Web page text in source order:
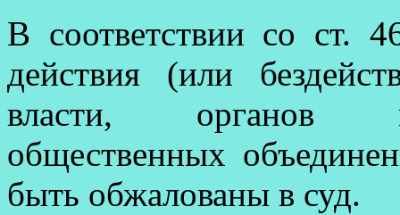
В соответствии со ст.
действия (или
власти, органов
общественных
быть обжалованы в суд.